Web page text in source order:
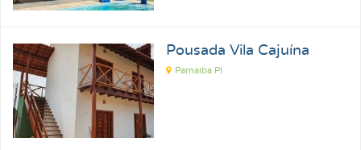
Pousada Vila Cajuína
Parnaíba PI